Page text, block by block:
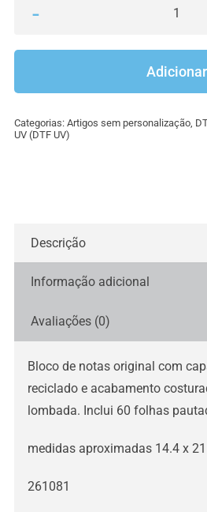
Adicionar
Categorias: Artigos sem personalização,
UV (DTF UV)
Descrição
Informação adicional
Avaliações (0)
Bloco de notas original com
reciclado e acabamento
lombada. Inclui 60 folhas
medidas aproximadas 14.4 x
261081